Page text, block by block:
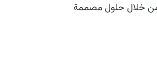
من خلال حلول مصممة